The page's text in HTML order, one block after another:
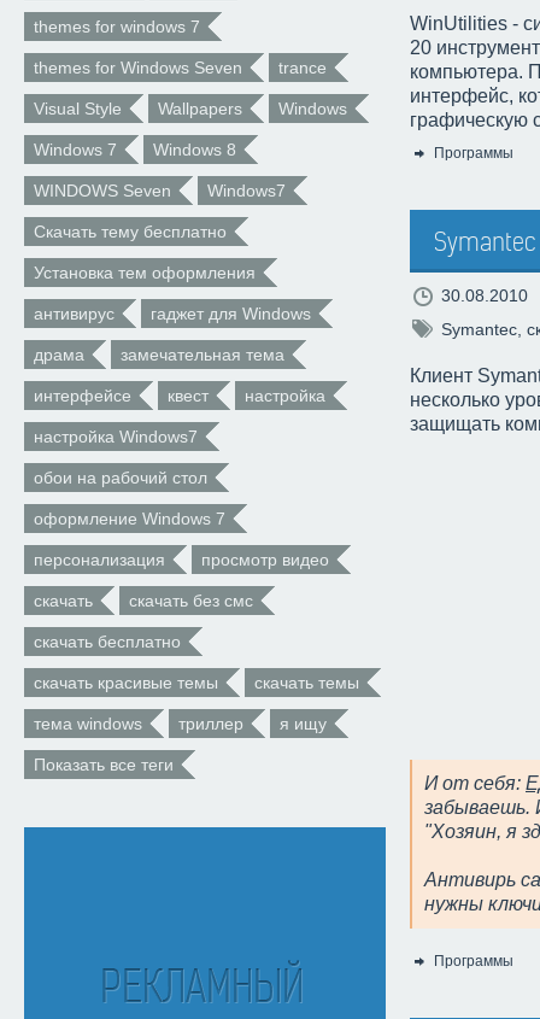
themes for windows 7
themes for Windows Seven trance
Visual Style Wallpapers Windows
Windows 7 Windows 8
WINDOWS Seven Windows7
Скачать тему бесплатно
Установка тем оформления
антивирус гаджет для Windows
драма замечательная тема
интерфейсе квест настройка
настройка Windows7
обои на рабочий стол
оформление Windows 7
персонализация просмотр видео
скачать скачать без смс
скачать бесплатно
скачать красивые темы скачать темы
тема windows триллер я ищу
Показать все теги
WinUtilities -
20
компьютера.
интерфейс,
графическую
Программы
30.08.2010
Symantec
Клиент
несколько
защищать
И от себя:
забываешь.
"Хозяин, я
Антивирь
нужны
Программы